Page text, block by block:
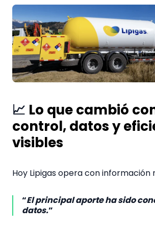
📈 Lo que cambió
control, datos y
visibles
Hoy Lipigas opera con información
“El principal aporte ha sido
datos.”